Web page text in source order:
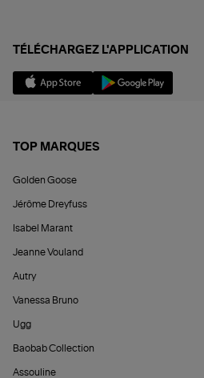
TÉLÉCHARGEZ L'APPLICATION
TOP MARQUES
Golden Goose
Jérôme Dreyfuss
Isabel Marant
Jeanne Vouland
Autry
Vanessa Bruno
Ugg
Baobab Collection
Assouline